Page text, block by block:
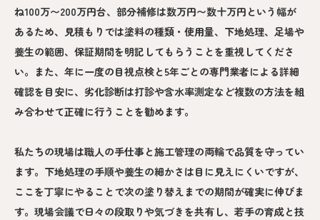
ね100万〜200万円台、部分補修は数万円〜数十万円という幅が
あるため、見積もりでは塗料の種類・使用量、下地処理、足場や
養生の範囲、保証期間を明記してもらうことを重視してくださ
い。また、年に一度の目視点検と5年ごとの専門業者による詳細
確認を目安に、劣化診断は打診や含水率測定など複数の方法を組
み合わせて正確に行うことを勧めます。
私たちの現場は職人の手仕事と施工管理の両輪で品質を守ってい
ます。下地処理の手順や養生の細かさは目に見えにくいですが、
ここを丁寧にやることで次の塗り替えまでの期間が確実に伸びま
す。現場会議で日々の段取りや気づきを共有し、若手の育成と技